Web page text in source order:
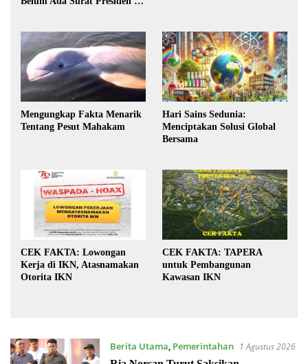
Mengungkap Fakta Menarik
Tentang Pesut Mahakam
Hari Sains Sedunia:
Menciptakan Solusi Global
Bersama
CEK FAKTA: Lowongan
Kerja di IKN, Atasnamakan
Otorita IKN
CEK FAKTA: TAPERA
untuk Pembangunan
Kawasan IKN
Berita Utama Pemerintahan
1 Agustus 2026